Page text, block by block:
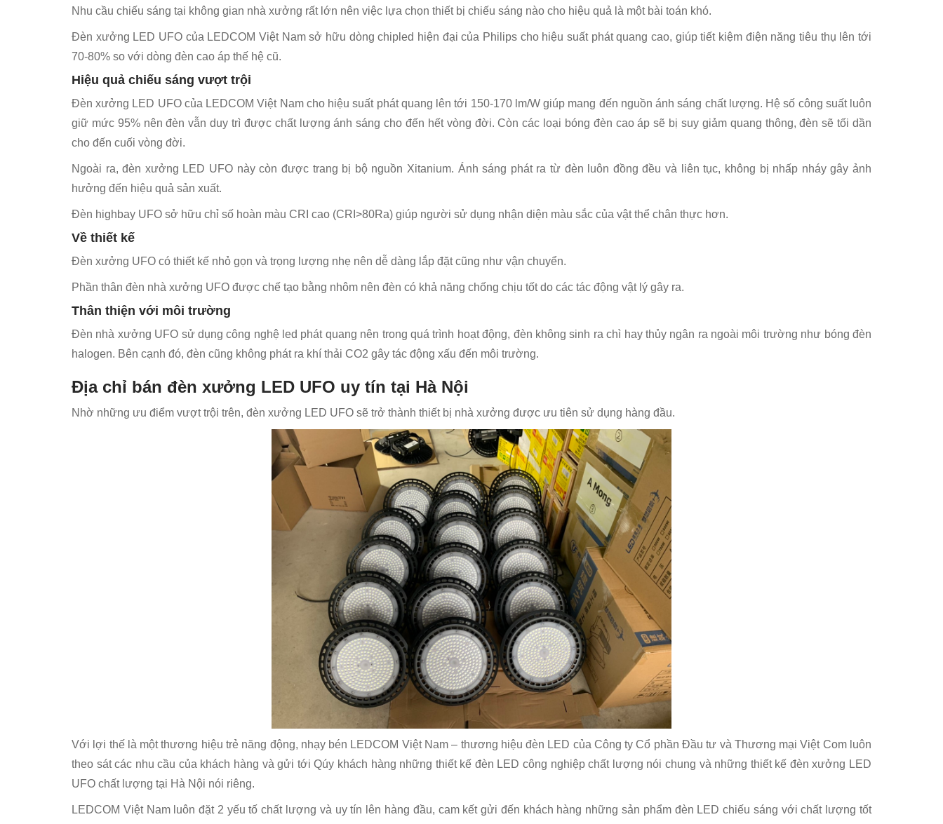
Nhu cầu chiếu sáng tại không gian nhà xưởng rất lớn nên việc lựa chọn thiết bị chiếu sáng nào cho hiệu quả là một bài toán khó.
Đèn xưởng LED UFO của LEDCOM Việt Nam sở hữu dòng chipled hiện đại của Philips cho hiệu suất phát quang cao, giúp tiết kiệm điện năng tiêu thụ lên tới
70-80% so với dòng đèn cao áp thế hệ cũ.
Hiệu quả chiếu sáng vượt trội
Đèn xưởng LED UFO của LEDCOM Việt Nam cho hiệu suất phát quang lên tới 150-170 lm/W giúp mang đến nguồn ánh sáng chất lượng. Hệ số công suất luôn
giữ mức 95% nên đèn vẫn duy trì được chất lượng ánh sáng cho đến hết vòng đời. Còn các loại bóng đèn cao áp sẽ bị suy giảm quang thông, đèn sẽ tối dần
cho đến cuối vòng đời.
Ngoài ra, đèn xưởng LED UFO này còn được trang bị bộ nguồn Xitanium. Ánh sáng phát ra từ đèn luôn đồng đều và liên tục, không bị nhấp nháy gây ảnh
hưởng đến hiệu quả sản xuất.
Đèn highbay UFO sở hữu chỉ số hoàn màu CRI cao (CRI>80Ra) giúp người sử dụng nhận diện màu sắc của vật thể chân thực hơn.
Về thiết kế
Đèn xưởng UFO có thiết kế nhỏ gọn và trọng lượng nhẹ nên dễ dàng lắp đặt cũng như vận chuyển.
Phần thân đèn nhà xưởng UFO được chế tạo bằng nhôm nên đèn có khả năng chống chịu tốt do các tác động vật lý gây ra.
Thân thiện với môi trường
Đèn nhà xưởng UFO sử dụng công nghệ led phát quang nên trong quá trình hoạt động, đèn không sinh ra chì hay thủy ngân ra ngoài môi trường như bóng đèn
halogen. Bên cạnh đó, đèn cũng không phát ra khí thải CO2 gây tác động xấu đến môi trường.
Địa chỉ bán đèn xưởng LED UFO uy tín tại Hà Nội
Nhờ những ưu điểm vượt trội trên, đèn xưởng LED UFO sẽ trở thành thiết bị nhà xưởng được ưu tiên sử dụng hàng đầu.
Với lợi thế là một thương hiệu trẻ năng động, nhạy bén LEDCOM Việt Nam – thương hiệu đèn LED của Công ty Cổ phần Đầu tư và Thương mại Việt Com luôn
theo sát các nhu cầu của khách hàng và gửi tới Qúy khách hàng những thiết kế đèn LED công nghiệp chất lượng nói chung và những thiết kế đèn xưởng LED
UFO chất lượng tại Hà Nội nói riêng.
LEDCOM Việt Nam luôn đặt 2 yếu tố chất lượng và uy tín lên hàng đầu, cam kết gửi đến khách hàng những sản phẩm đèn LED chiếu sáng với chất lượng tốt